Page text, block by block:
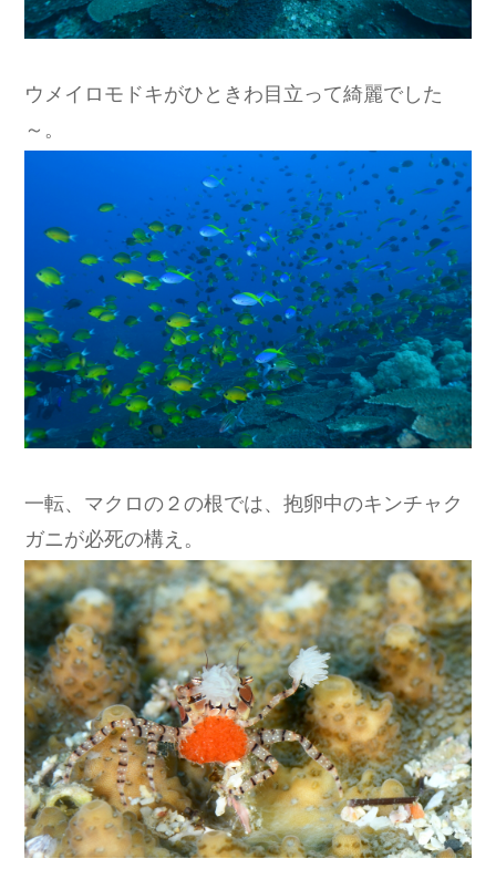
ウメイロモドキがひときわ目立って綺麗でした
～。
一転、マクロの２の根では、抱卵中のキンチャク
ガニが必死の構え。